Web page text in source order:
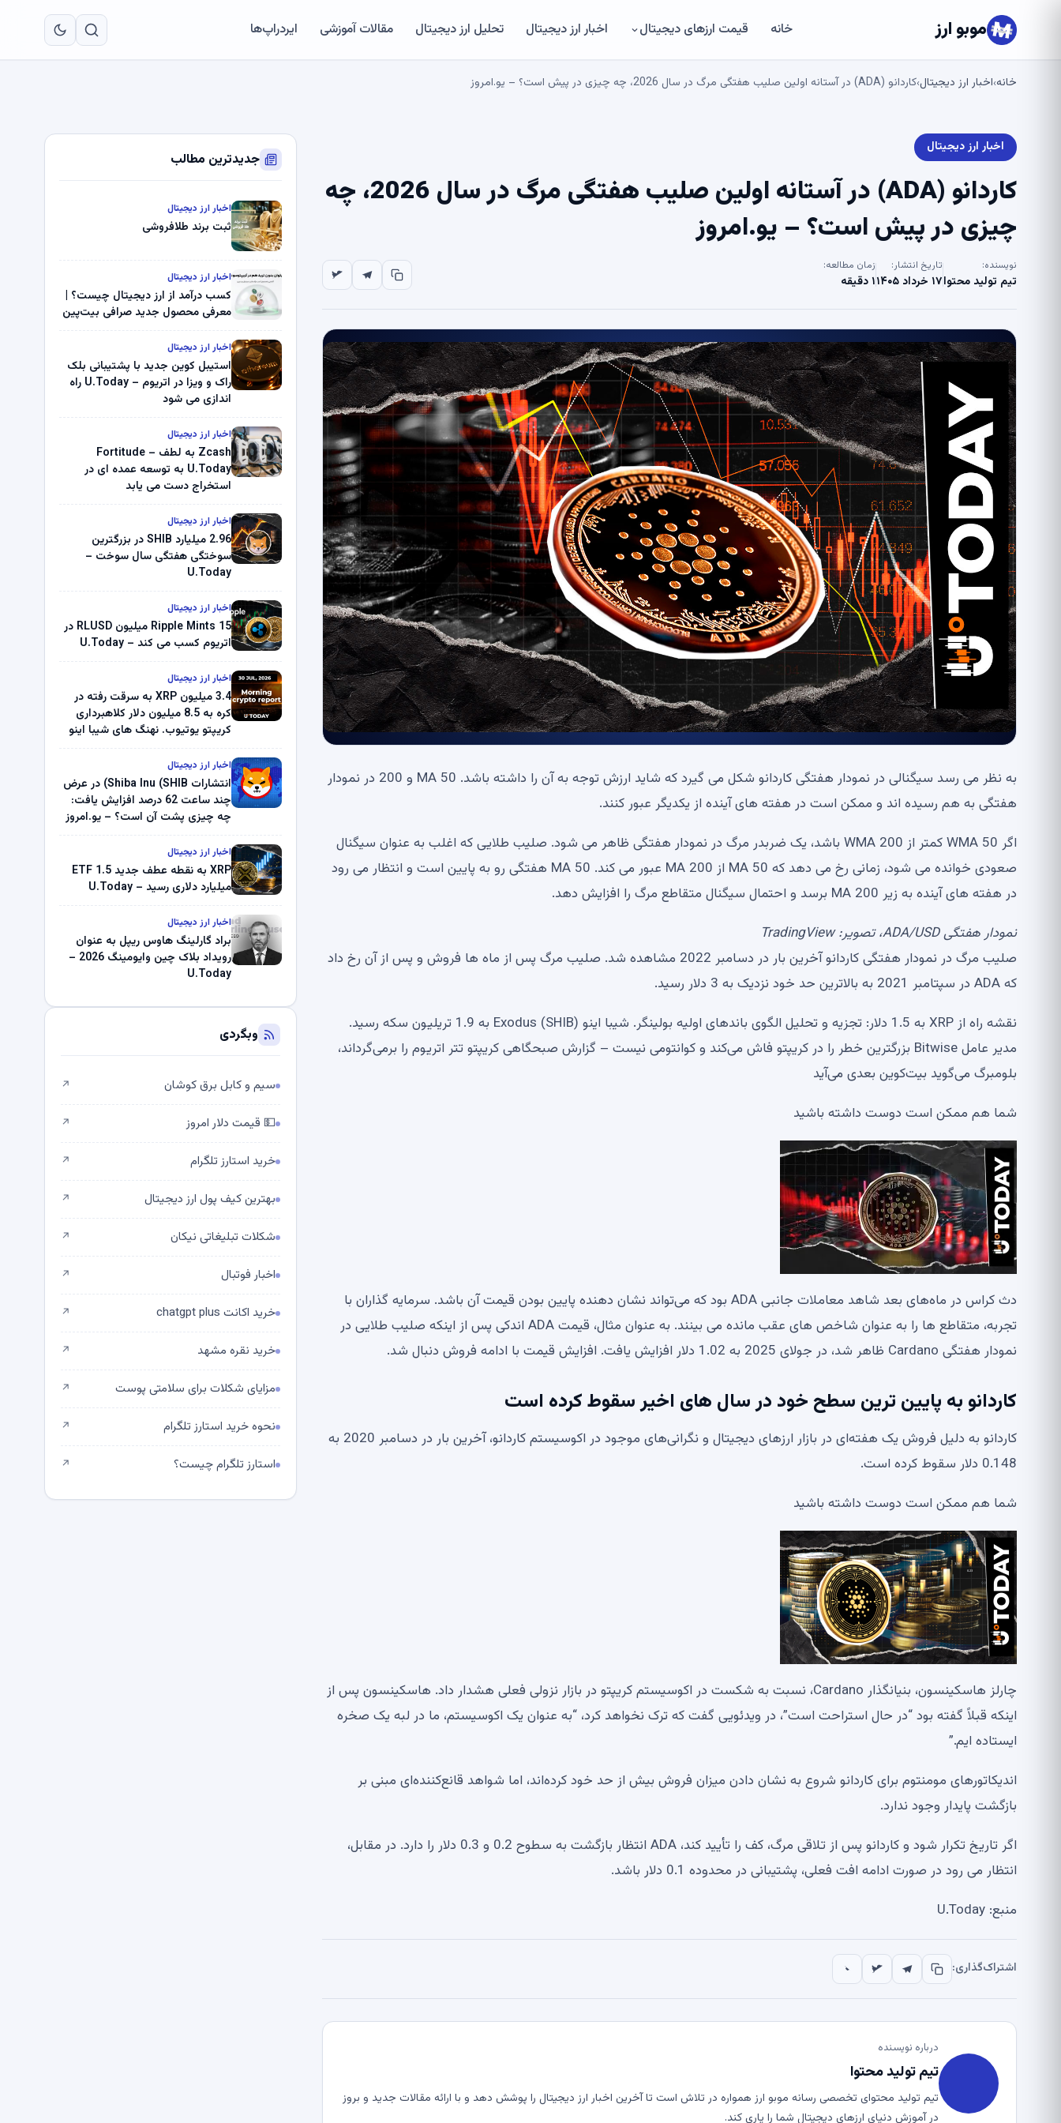
موبو ارز خانه قیمت ارزهای دیجیتال اخبار ارز دیجیتال تحلیل ارز دیجیتال مقالات آموزشی ایردراپ‌ها
خانه›اخبار ارز دیجیتال›کاردانو (ADA) در آستانه اولین صلیب هفتگی مرگ در سال 2026، چه چیزی در پیش است؟ – یو.امروز
اخبار ارز دیجیتال
کاردانو (ADA) در آستانه اولین صلیب هفتگی مرگ در سال 2026، چه
چیزی در پیش است؟ – یو.امروز
نویسنده:
تیم تولید محتوا
تاریخ انتشار:
۱۷ خرداد ۱۴۰۵
زمان مطالعه:
۱ دقیقه
به نظر می رسد سیگنالی در نمودار هفتگی کاردانو شکل می گیرد که شاید ارزش توجه به آن را داشته باشد. MA 50 و 200 در نمودار
هفتگی به هم رسیده اند و ممکن است در هفته های آینده از یکدیگر عبور کنند.
اگر WMA 50 کمتر از 200 WMA باشد، یک ضربدر مرگ در نمودار هفتگی ظاهر می شود. صلیب طلایی که اغلب به عنوان سیگنال
صعودی خوانده می شود، زمانی رخ می دهد که MA 50 از MA 200 عبور می کند. MA 50 هفتگی رو به پایین است و انتظار می رود
در هفته های آینده به زیر MA 200 برسد و احتمال سیگنال متقاطع مرگ را افزایش دهد.
نمودار هفتگی ADA/USD، تصویر: TradingView
صلیب مرگ در نمودار هفتگی کاردانو آخرین بار در دسامبر 2022 مشاهده شد. صلیب مرگ پس از ماه ها فروش و پس از آن رخ داد
که ADA در سپتامبر 2021 به بالاترین حد خود نزدیک به 3 دلار رسید.
نقشه راه از XRP به 1.5 دلار: تجزیه و تحلیل الگوی باندهای اولیه بولینگر. شیبا اینو (SHIB) Exodus به 1.9 تریلیون سکه رسید.
مدیر عامل Bitwise بزرگترین خطر را در کریپتو فاش می‌کند و کوانتومی نیست – گزارش صبحگاهی کریپتو تتر اتریوم را برمی‌گرداند،
بلومبرگ می‌گوید بیت‌کوین بعدی می‌آید
شما هم ممکن است دوست داشته باشید
دث کراس در ماه‌های بعد شاهد معاملات جانبی ADA بود که می‌تواند نشان دهنده پایین بودن قیمت آن باشد. سرمایه گذاران با
تجربه، متقاطع ها را به عنوان شاخص های عقب مانده می بینند. به عنوان مثال، قیمت ADA اندکی پس از اینکه صلیب طلایی در
نمودار هفتگی Cardano ظاهر شد، در جولای 2025 به 1.02 دلار افزایش یافت. افزایش قیمت با ادامه فروش دنبال شد.
کاردانو به پایین ترین سطح خود در سال های اخیر سقوط کرده است
کاردانو به دلیل فروش یک هفته‌ای در بازار ارزهای دیجیتال و نگرانی‌های موجود در اکوسیستم کاردانو، آخرین بار در دسامبر 2020 به
0.148 دلار سقوط کرده است.
شما هم ممکن است دوست داشته باشید
چارلز هاسکینسون، بنیانگذار Cardano، نسبت به شکست در اکوسیستم کریپتو در بازار نزولی فعلی هشدار داد. هاسکینسون پس از
اینکه قبلاً گفته بود “در حال استراحت است”، در ویدئویی گفت که ترک نخواهد کرد، “به عنوان یک اکوسیستم، ما در لبه یک صخره
ایستاده ایم.”
اندیکاتورهای مومنتوم برای کاردانو شروع به نشان دادن میزان فروش بیش از حد خود کرده‌اند، اما شواهد قانع‌کننده‌ای مبنی بر
بازگشت پایدار وجود ندارد.
اگر تاریخ تکرار شود و کاردانو پس از تلاقی مرگ، کف را تأیید کند، ADA انتظار بازگشت به سطوح 0.2 و 0.3 دلار را دارد. در مقابل،
انتظار می رود در صورت ادامه افت فعلی، پشتیبانی در محدوده 0.1 دلار باشد.
منبع: U.Today
اشتراک‌گذاری:
درباره نویسنده
تیم تولید محتوا
تیم تولید محتوای تخصصی رسانه موبو ارز همواره در تلاش است تا آخرین اخبار ارز دیجیتال را پوشش دهد و با ارائه مقالات جدید و بروز
در آموزش دنیای ارزهای دیجیتال شما را یاری کند.
جدیدترین مطالب
اخبار ارز دیجیتال
ثبت برند طلافروشی
اخبار ارز دیجیتال
کسب درآمد از ارز دیجیتال چیست؟ |
معرفی محصول جدید صرافی بیت‌پین
اخبار ارز دیجیتال
استیبل کوین جدید با پشتیبانی بلک
راک و ویزا در اتریوم – U.Today راه
اندازی می شود
اخبار ارز دیجیتال
Zcash به لطف Fortitude –
U.Today به توسعه عمده ای در
استخراج دست می یابد
اخبار ارز دیجیتال
2.96 میلیارد SHIB در بزرگترین
سوختگی هفتگی سال سوخت –
U.Today
اخبار ارز دیجیتال
Ripple Mints 15 میلیون RLUSD در
اتریوم کسب می کند – U.Today
اخبار ارز دیجیتال
3.4 میلیون XRP به سرقت رفته در
کره به 8.5 میلیون دلار کلاهبرداری
کریپتو یوتیوب. نهنگ های شیبا اینو
میلیون دلار U-Turn در بیت کوین را
ثبت کرد – گزارش کریپتو صبح –
U.Today
اخبار ارز دیجیتال
انتشارات Shiba Inu (SHIB) در عرض
چند ساعت 62 درصد افزایش یافت:
چه چیزی پشت آن است؟ – یو.امروز
اخبار ارز دیجیتال
XRP به نقطه عطف جدید ETF 1.5
میلیارد دلاری رسید – U.Today
اخبار ارز دیجیتال
براد گارلینگ هاوس ریپل به عنوان
رویداد بلاک چین وایومینگ 2026 –
U.Today
وبگردی
سیم و کابل برق کوشان ↗
💵 قیمت دلار امروز ↗
خرید استارز تلگرام ↗
بهترین کیف پول ارز دیجیتال ↗
شکلات تبلیغاتی نیکان ↗
اخبار فوتبال ↗
خرید اکانت chatgpt plus ↗
خرید نقره مشهد ↗
مزایای شکلات برای سلامتی پوست ↗
نحوه خرید استارز تلگرام ↗
استارز تلگرام چیست؟ ↗